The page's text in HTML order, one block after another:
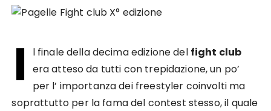
I l finale della decima edizione del fight club
era atteso da tutti con trepidazione, un po’
per l’ importanza dei freestyler coinvolti ma
soprattutto per la fama del contest stesso, il quale